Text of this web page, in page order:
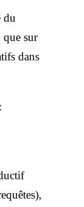
du
que sur
dans